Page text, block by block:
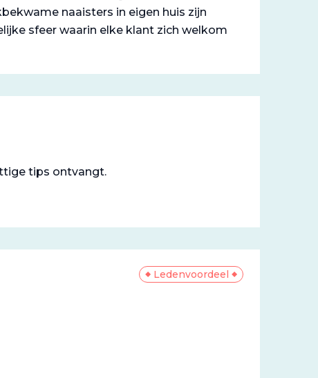
naaisters in eigen huis zijn
sfeer waarin elke klant zich welkom
tips ontvangt.
Ledenvoordeel